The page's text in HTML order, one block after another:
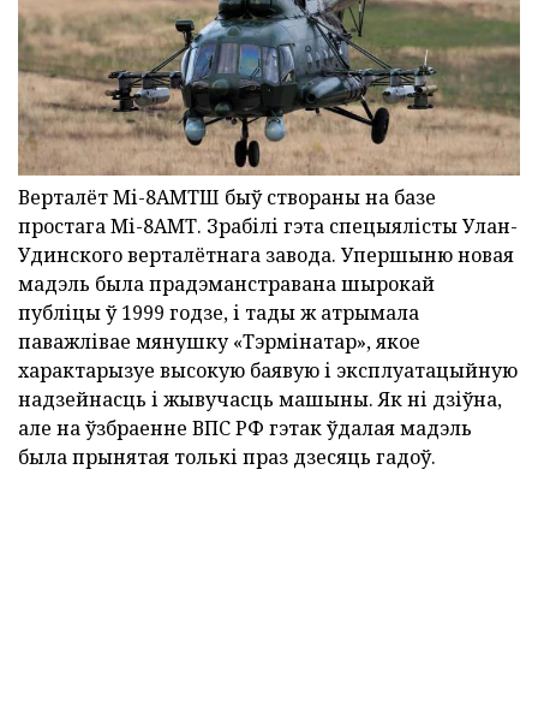
Верталёт Мі-8АМТШ быў створаны на базе
простага Мі-8АМТ. Зрабілі гэта спецыялісты Улан-
Удинского верталётнага завода. Упершыню новая
мадэль была прадэманстравана шырокай
публіцы ў 1999 годзе, і тады ж атрымала
паважлівае мянушку «Тэрмінатар», якое
характарызуе высокую баявую і эксплуатацыйную
надзейнасць і жывучасць машыны. Як ні дзіўна,
але на ўзбраенне ВПС РФ гэтак ўдалая мадэль
была прынятая толькі праз дзесяць гадоў.